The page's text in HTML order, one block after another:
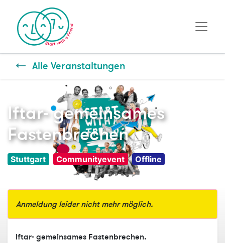
Alle Veranstaltungen
Iftar- gemeinsames
Fastenbrechen
Stuttgart Communityevent Offline
Anmeldung leider nicht mehr möglich.
Iftar- gemeinsames Fastenbrechen.